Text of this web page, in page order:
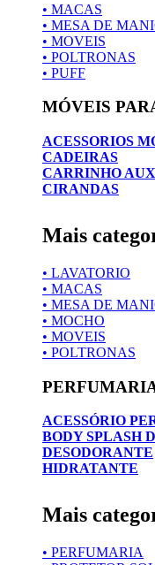
• MACAS
• MESA DE
• MOVEIS
• POLTRONAS
• PUFF
MÓVEIS
ACESSORIOS
CADEIRAS
CARRINHO
CIRANDAS
Mais
• LAVATORIO
• MACAS
• MESA DE
• MOCHO
• MOVEIS
• POLTRONAS
ACESSÓRIO
BODY SPLASH
DESODORANTE
HIDRATANTE
Mais
• PERFUMARIA